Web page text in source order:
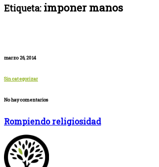
Etiqueta:imponer manos
marzo 26, 2014
Sin categorizar
No hay comentarios
Rompiendo religiosidad